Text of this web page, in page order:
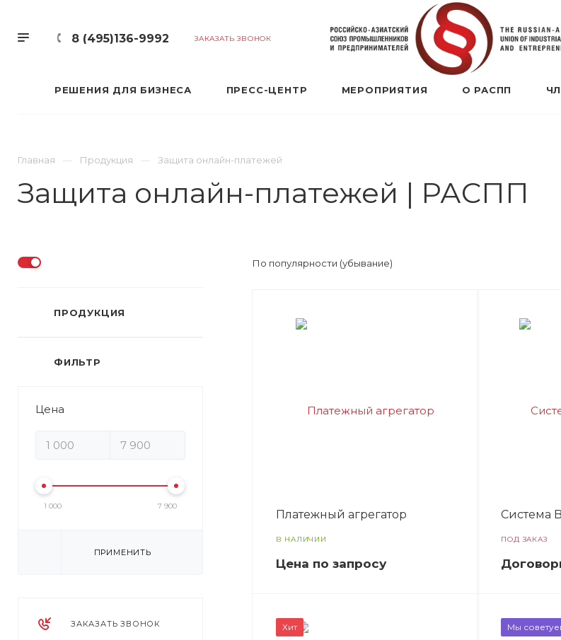
8 (495)136-9992 ЗАКАЗАТЬ ЗВОНОК
РЕШЕНИЯ ДЛЯ БИЗНЕСА ПРЕСС-ЦЕНТР МЕРОПРИЯТИЯ О РАСПП
Главная Продукция Защита онлайн-платежей
Защита онлайн-платежей | РАСПП
ПРОДУКЦИЯ
ФИЛЬТР
Цена
1 000 7 900
ПРИМЕНИТЬ
ЗАКАЗАТЬ ЗВОНОК
По популярности (убывание)
Платежный агрегатор
В НАЛИЧИИ
Цена по запросу
Система
ПОД ЗАКАЗ
Договор
Хит Мы